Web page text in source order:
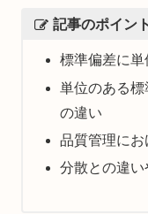
記事のポイント
標準偏差に
単位のある標
の違い
品質管理に
分散との違